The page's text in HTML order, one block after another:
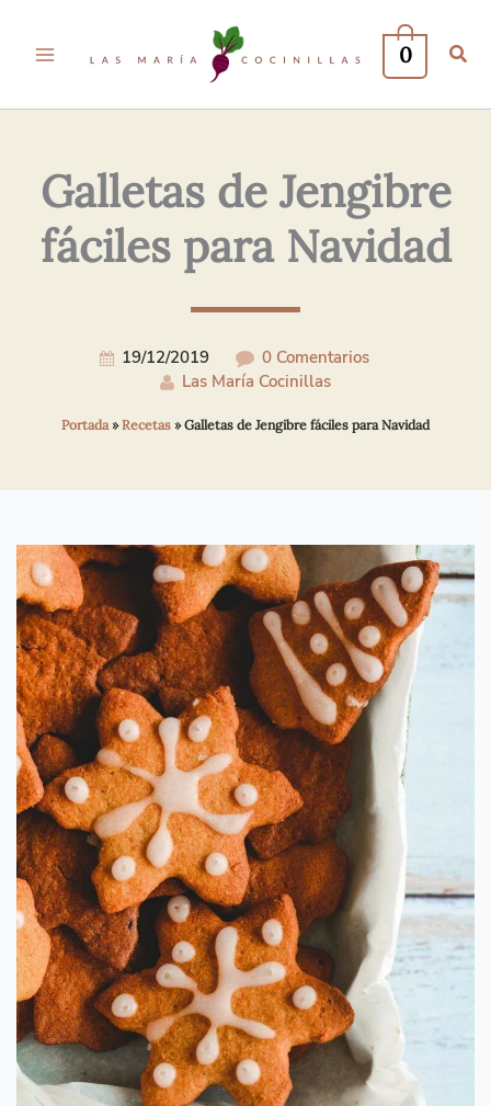
0
Galletas de Jengibre
fáciles para Navidad
19/12/2019
0 Comentarios
Las María Cocinillas
Portada»Recetas »Galletas de Jengibre fáciles para Navidad
Electrónico*